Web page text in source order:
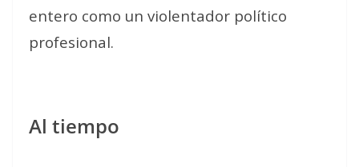
entero como un violentador político
profesional.
Al tiempo